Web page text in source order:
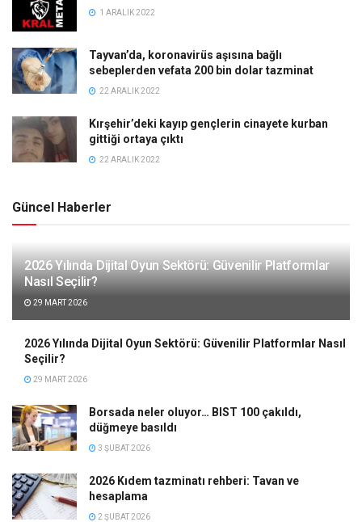
1 ARALIK 2022
Tayvan’da, koronavirüs aşısına bağlı
sebeplerden vefata 200 bin dolar tazminat
22 ARALIK 2022
Kırşehir’deki kayıp gençlerin cinayete kurban
gittiği ortaya çıktı
22 ARALIK 2022
Güncel Haberler
2026 Yılında Dijital Oyun Sektörü: Güvenilir Platformlar
Nasıl Seçilir?
29 MART 2026
2026 Yılında Dijital Oyun Sektörü: Güvenilir Platformlar Nasıl
Seçilir?
29 MART 2026
Borsada neler oluyor… BIST 100 çakıldı,
düğmeye basıldı
3 ŞUBAT 2026
2026 Kıdem tazminatı rehberi: Tavan ve
hesaplama
2 ŞUBAT 2026